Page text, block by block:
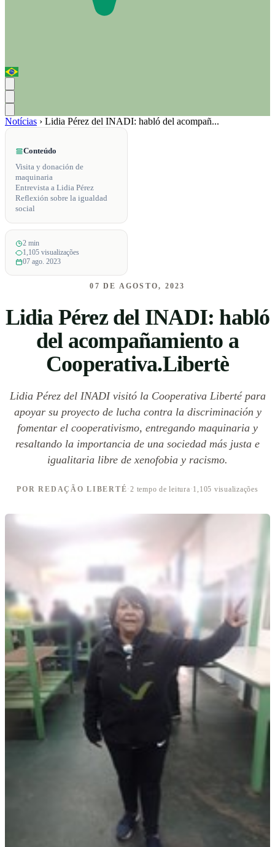
Notícias › Lidia Pérez del INADI: habló del acompañ...
Conteúdo
Visita y donación de
maquinaria
Entrevista a Lidia Pérez
Reflexión sobre la igualdad
social
2 min
1,105 visualizações
07 ago. 2023
07 DE AGOSTO, 2023
Lidia Pérez del INADI: habló
del acompañamiento a
Cooperativa.Libertè
Lidia Pérez del INADI visitó la Cooperativa Liberté para
apoyar su proyecto de lucha contra la discriminación y
fomentar el cooperativismo, entregando maquinaria y
resaltando la importancia de una sociedad más justa e
igualitaria libre de xenofobia y racismo.
POR REDAÇÃO LIBERTÉ·2 tempo de leitura·1,105 visualizações